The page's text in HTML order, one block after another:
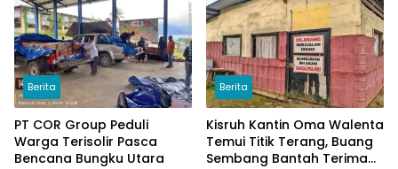
Berita
PT COR Group Peduli
Warga Terisolir Pasca
Bencana Bungku Utara
Berita
Kisruh Kantin Oma Walenta
Temui Titik Terang, Buang
Sembang Bantah Terima